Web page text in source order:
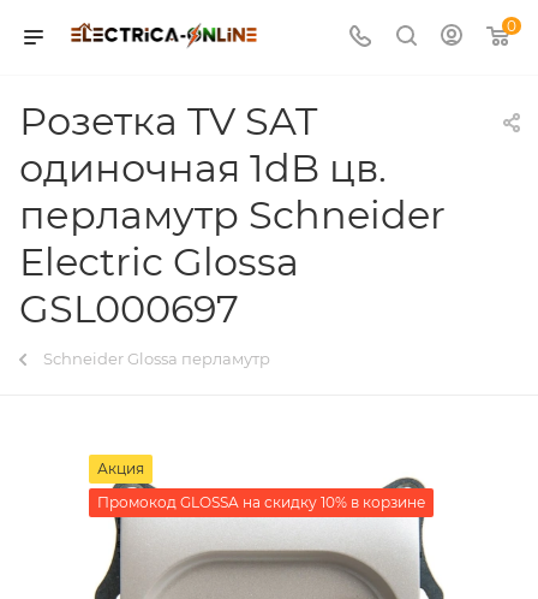
0
Розетка TV SAT
одиночная 1dB цв.
перламутр Schneider
Electric Glossa
GSL000697
Schneider Glossa перламутр
Акция
Промокод GLOSSA на скидку 10% в корзине